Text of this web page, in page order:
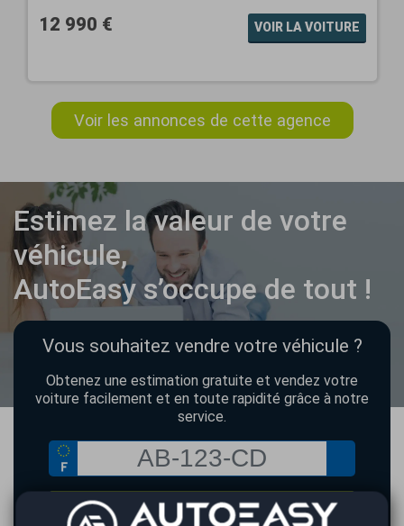
12 990 € VOIR LA VOITURE
Voir les annonces de cette agence
Estimez la valeur de votre
véhicule,
AutoEasy s’occupe de tout !
Vous souhaitez vendre votre véhicule ?
Obtenez une estimation gratuite et vendez votre
voiture facilement et en toute rapidité grâce à notre
service.